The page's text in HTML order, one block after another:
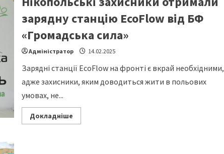
бригади
«Холодний
Яр»
передали
РЕБ
систему
«Хмара
1»
зарядну станцію EcoFlow від БФ
«Громадська сила»
Адміністратор 14.02.2025
Зарядні станції EcoFlow на фронті є вкрай необхідними,
адже захисники, яким доводиться жити в польових
умовах, не...
ДокладнішеRead
more